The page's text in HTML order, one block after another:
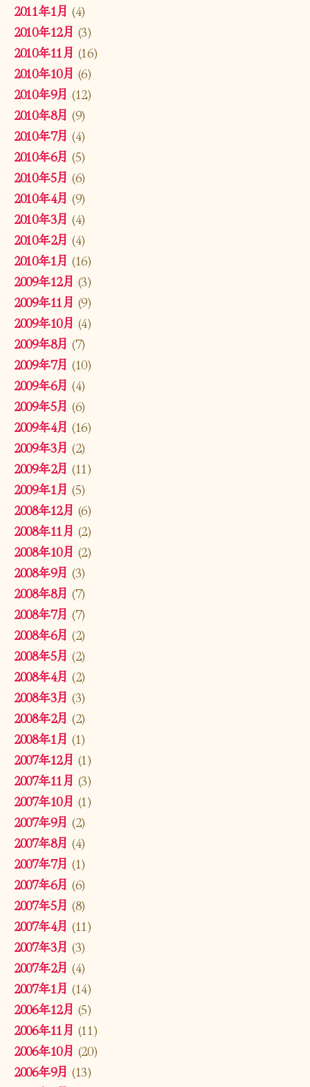
2011年1月 (4)
2010年12月 (3)
2010年11月 (16)
2010年10月 (6)
2010年9月 (12)
2010年8月 (9)
2010年7月 (4)
2010年6月 (5)
2010年5月 (6)
2010年4月 (9)
2010年3月 (4)
2010年2月 (4)
2010年1月 (16)
2009年12月 (3)
2009年11月 (9)
2009年10月 (4)
2009年8月 (7)
2009年7月 (10)
2009年6月 (4)
2009年5月 (6)
2009年4月 (16)
2009年3月 (2)
2009年2月 (11)
2009年1月 (5)
2008年12月 (6)
2008年11月 (2)
2008年10月 (2)
2008年9月 (3)
2008年8月 (7)
2008年7月 (7)
2008年6月 (2)
2008年5月 (2)
2008年4月 (2)
2008年3月 (3)
2008年2月 (2)
2008年1月 (1)
2007年12月 (1)
2007年11月 (3)
2007年10月 (1)
2007年9月 (2)
2007年8月 (4)
2007年7月 (1)
2007年6月 (6)
2007年5月 (8)
2007年4月 (11)
2007年3月 (3)
2007年2月 (4)
2007年1月 (14)
2006年12月 (5)
2006年11月 (11)
2006年10月 (20)
2006年9月 (13)